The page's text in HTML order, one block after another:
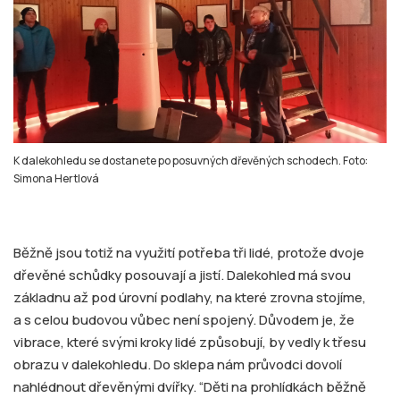
K dalekohledu se dostanete po posuvných dřevěných schodech. Foto:
Simona Hertlová
Běžně jsou totiž na využití potřeba tři lidé, protože dvoje
dřevěné schůdky posouvají a jistí. Dalekohled má svou
základnu až pod úrovní podlahy, na které zrovna stojíme,
a s celou budovou vůbec není spojený. Důvodem je, že
vibrace, které svými kroky lidé způsobují, by vedly k třesu
obrazu v dalekohledu. Do sklepa nám průvodci dovolí
nahlédnout dřevěnými dvířky. “Děti na prohlídkách běžně